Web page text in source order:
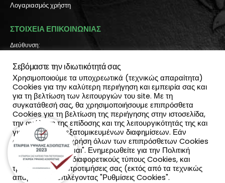
Λογαριασμός χρήστη
ΣΤΟΙΧΕΙΑ ΕΠΙΚΟΙΝΩΝΙΑΣ
Διεύθυνση:
ΤΗΛΕΦΩΝΟ:
2810 300 657, 2810 390 668
(Viber & Watsapp): 6940812064
EMAIL:
info@katadromeasclub.gr
SOCIAL
Σεβόμαστε την ιδιωτικότητά σας
Χρησιμοποιούμε τα υποχρεωτικά (τεχνικώς απαραίτητα)
Cookies για την καλύτερη περιήγηση και εμπειρία σας και
για τη βελτίωση των λειτουργιών του site. Με τη
συγκατάθεσή σας, θα χρησιμοποιήσουμε επιπρόσθετα
Cookies για τη βελτίωση της περιήγησης στην ιστοσελίδα,
την ανάλυση της επίδοσης και της λειτουργικότητάς της και
για την παροχή εξατομικευμένων διαφημίσεων. Εάν
συμφωνείς με τη χρήση όλων των επιπρόσθετων Cookies
επίλεξε "Αποδέχομαι". Ενημερωθείτε για την Πολιτική
Cookies και τους διαφορετικούς τύπους Cookies, και
τροποποίησε τις προτιμήσεις σας (εκτός από τα τεχνικώς
απαραίτητα) επιλέγοντας "Ρυθμίσεις Cookies".